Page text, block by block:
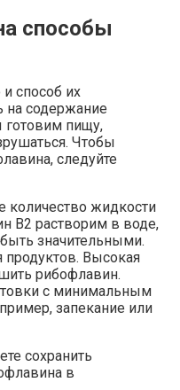
способы
способ их
на содержание
пищу,
Чтобы
следуйте
количество жидкости
B2 растворим в воде,
значительными.
продуктов. Высокая
рибофлавин.
с минимальным
запекание или
сохранить
в